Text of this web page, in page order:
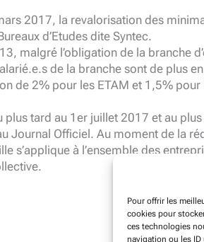
Pour offrir les
cookies pour
ces technologies
navigation ou les ID
2017, la revalorisation des
d’Etudes dite Syntec.
malgré l’obligation de la branche
de la branche sont de plus
de 2% pour les ETAM et 1,5% pour
tard au 1er juillet 2017 et au
Journal Officiel. Au moment de la
s’applique à l’ensemble des